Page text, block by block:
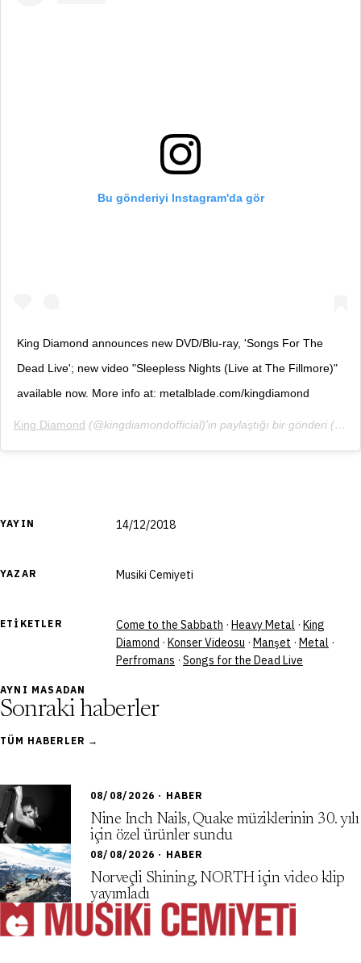
YAYIN 14/12/2018
YAZAR Musiki Cemiyeti
ETIKETLER Come to the Sabbath · Heavy Metal · King
Diamond · Konser Videosu · Manşet · Metal ·
Perfromans · Songs for the Dead Live
Bu gönderiyi Instagram'da gör
King Diamond announces new DVD/Blu-ray, 'Songs For The
Dead Live'; new video "Sleepless Nights (Live at The Fillmore)"
available now. More info at: metalblade.com/kingdiamond
King Diamond (@kingdiamondofficial)'in paylaştığı bir gönderi (6
AYNI MASADAN
Sonraki haberler
TÜM HABERLER →
08/08/2026 · HABER
Nine Inch Nails, Quake müziklerinin 30. yılı
için özel ürünler sundu
08/08/2026 · HABER
Norveçli Shining, NORTH için video klip
yayımladı